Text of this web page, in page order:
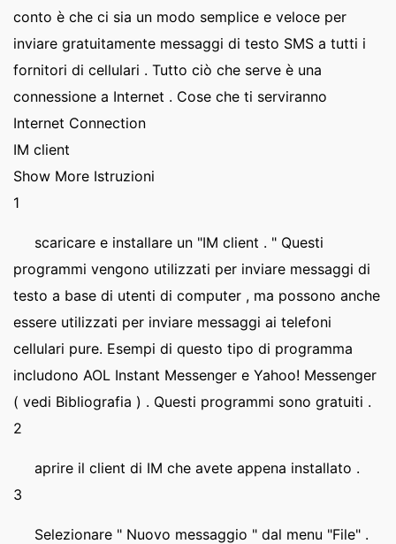
conto è che ci sia un modo semplice e veloce per
inviare gratuitamente messaggi di testo SMS a tutti i
fornitori di cellulari . Tutto ciò che serve è una
connessione a Internet . Cose che ti serviranno
Internet Connection
IM client
Show More Istruzioni
1
scaricare e installare un "IM client . " Questi
programmi vengono utilizzati per inviare messaggi di
testo a base di utenti di computer , ma possono anche
essere utilizzati per inviare messaggi ai telefoni
cellulari pure. Esempi di questo tipo di programma
includono AOL Instant Messenger e Yahoo! Messenger
( vedi Bibliografia ) . Questi programmi sono gratuiti .
2
aprire il client di IM che avete appena installato .
3
Selezionare " Nuovo messaggio " dal menu "File" .